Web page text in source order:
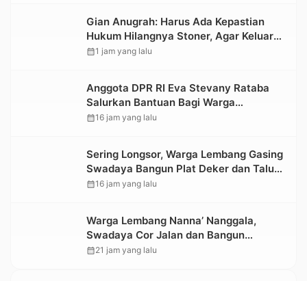
Gian Anugrah: Harus Ada Kepastian
Hukum Hilangnya Stoner, Agar Keluarga
tidak Larut dalam Trauma dan
calendar_month1 jam yang lalu
Anggota DPR RI Eva Stevany Rataba
Salurkan Bantuan Bagi Warga
Terdampak Longsor di Buntu Pepasan
calendar_month16 jam yang lalu
Sering Longsor, Warga Lembang Gasing
Swadaya Bangun Plat Deker dan Talut
Jalan Penghubung Antar Lembang
calendar_month16 jam yang lalu
Warga Lembang Nanna’ Nanggala,
Swadaya Cor Jalan dan Bangun
Jembatan
calendar_month21 jam yang lalu